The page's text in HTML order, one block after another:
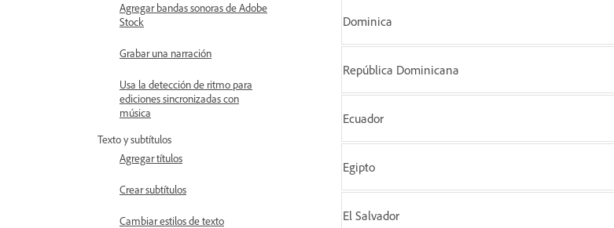
Agregar bandas sonoras de Adobe
Stock
Grabar una narración
Usa la detección de ritmo para
ediciones sincronizadas con
música
Texto y subtítulos
Agregar títulos
Crear subtítulos
Cambiar estilos de texto
Dominica
República Dominicana
Ecuador
Egipto
El Salvador